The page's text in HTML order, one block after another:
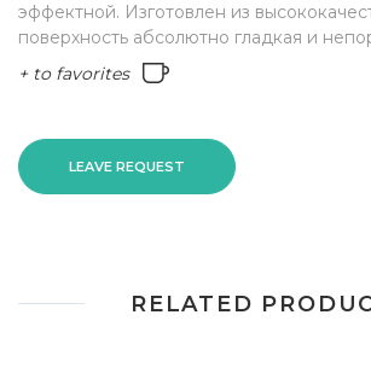
эффектной. Изготовлен из
поверхность абсолютно гладкая и
+ to favorites
LEAVE REQUEST
RELATED